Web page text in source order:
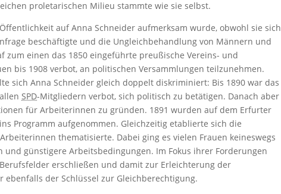
proletarischen Milieu stammte wie sie selbst.
auf Anna Schneider aufmerksam wurde, obwohl sie sich
beschäftigte und die Ungleichbehandlung von Männern und
zum einen das 1850 eingeführte preußische Vereins- und
bis 1908 verbot, an politischen Versammlungen teilzunehmen.
sich Anna Schneider gleich doppelt diskriminiert: Bis 1890 war das
allenSPD-Mitgliedern verbot, sich politisch zu betätigen. Danach aber
für Arbeiterinnen zu gründen. 1891 wurden auf dem Erfurter
Programm aufgenommen. Gleichzeitig etablierte sich die
thematisierte. Dabei ging es vielen Frauen keineswegs
günstigere Arbeitsbedingungen. Im Fokus ihrer Forderungen
erschließen und damit zur Erleichterung der
der Schlüssel zur Gleichberechtigung.